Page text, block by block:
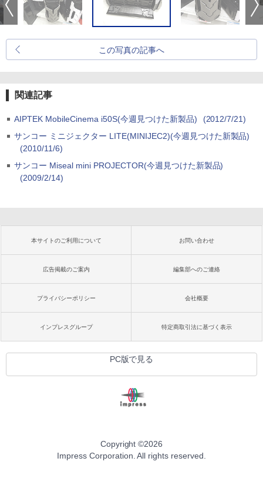
この写真の記事へ
関連記事
AIPTEK MobileCinema i50S(今週見つけた新製品)
(2012/7/21)
サンコー ミニジェクター LITE(MINIJEC2)(今週見つけた新製品)
(2010/11/6)
サンコー Miseal mini PROJECTOR(今週見つけた新製品)
(2009/2/14)
本サイトのご利用について お問い合わせ
広告掲載のご案内 編集部へのご連絡
プライバシーポリシー 会社概要
インプレスグループ 特定商取引法に基づく表示
PC版で見る
Copyright ©2026
Impress Corporation. All rights reserved.